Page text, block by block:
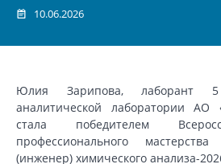
10.06.2026
Юлия Зарипова, лаборант
аналитической лаборатории АО
стала победителем
профессионального
(инженер) химического анализа-